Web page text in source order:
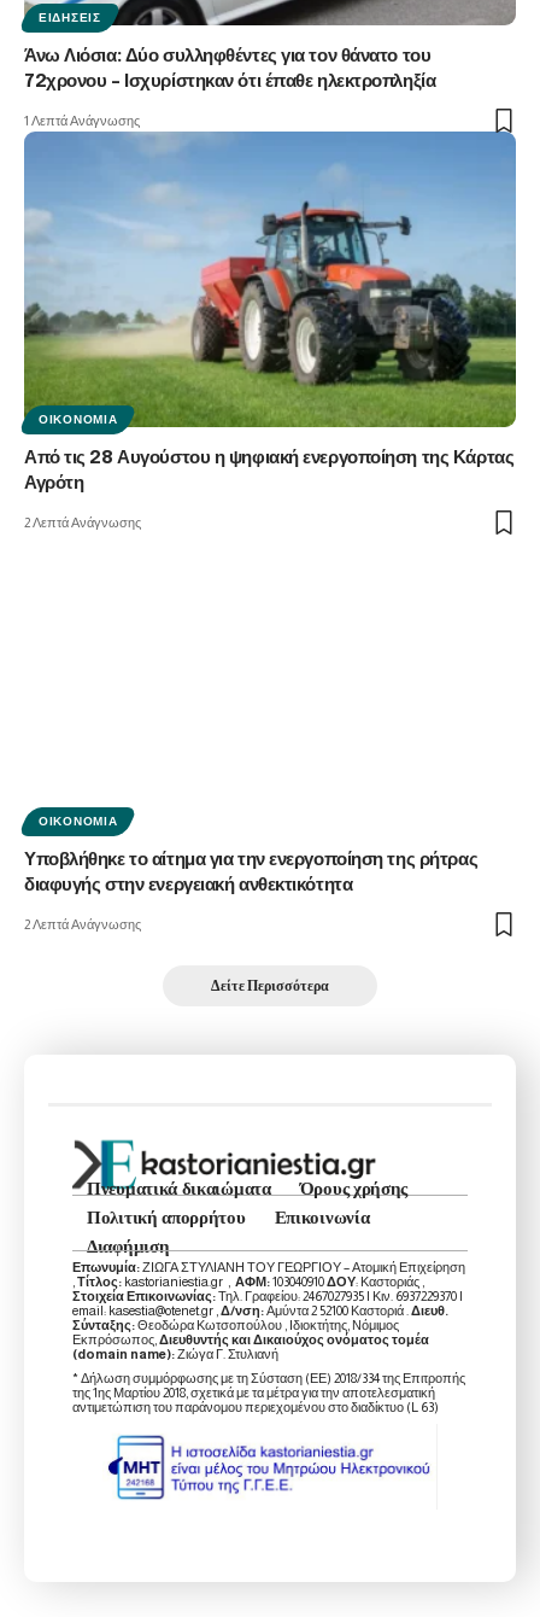
ΕΙΔΉΣΕΙΣ
Άνω Λιόσια: Δύο συλληφθέντες για τον θάνατο του
72χρονου – Ισχυρίστηκαν ότι έπαθε ηλεκτροπληξία
1 Λεπτά Ανάγνωσης
ΟΙΚΟΝΟΜΊΑ
Από τις 28 Αυγούστου η ψηφιακή ενεργοποίηση της Κάρτας
Αγρότη
2 Λεπτά Ανάγνωσης
ΟΙΚΟΝΟΜΊΑ
Υποβλήθηκε το αίτημα για την ενεργοποίηση της ρήτρας
διαφυγής στην ενεργειακή ανθεκτικότητα
2 Λεπτά Ανάγνωσης
Δείτε Περισσότερα
Πνευματικά δικαιώματα
Όρους χρήσης
Πολιτική απορρήτου
Επικοινωνία
Διαφήμιση
Επωνυμία:ΖΙΩΓΑ ΣΤΥΛΙΑΝΗ ΤΟΥ ΓΕΩΡΓΙΟΥ – Ατομική Επιχείρηση
Τίτλος: kastorianiestia.gr , ΑΦΜ:103040910ΔΟΥ: Καστοριάς ,
Στοιχεία Επικοινωνίας:Τηλ. Γραφείου: 2467027935 | Κιν. 6937229370 |
email: kasestia@otenet.gr , Δ/νση:Αμύντα 2 52100 Καστοριά . Διευθ.
Σύνταξης:Θεοδώρα Κωτσοπούλου , Ιδιοκτήτης, Νόμιμος
Εκπρόσωπος, Διευθυντής και Δικαιούχος ονόματος τομέα
(domain name):Ζιώγα Γ. Στυλιανή
* Δήλωση συμμόρφωσης με τη Σύσταση (ΕΕ) 2018/334 της Επιτροπής
της 1ης Μαρτίου 2018, σχετικά με τα μέτρα για την αποτελεσματική
αντιμετώπιση του παράνομου περιεχομένου στο διαδίκτυο (L 63)